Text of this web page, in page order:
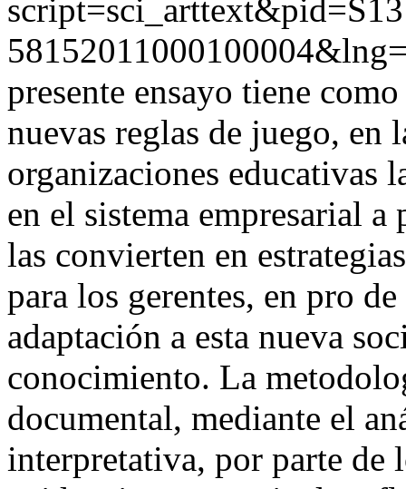
presente ensayo tiene
nuevas reglas de juego, en
organizaciones educativas
en el sistema empresarial
las convierten en
para los gerentes, en pro
adaptación a esta nueva
conocimiento. La
documental, mediante el
interpretativa, por parte de